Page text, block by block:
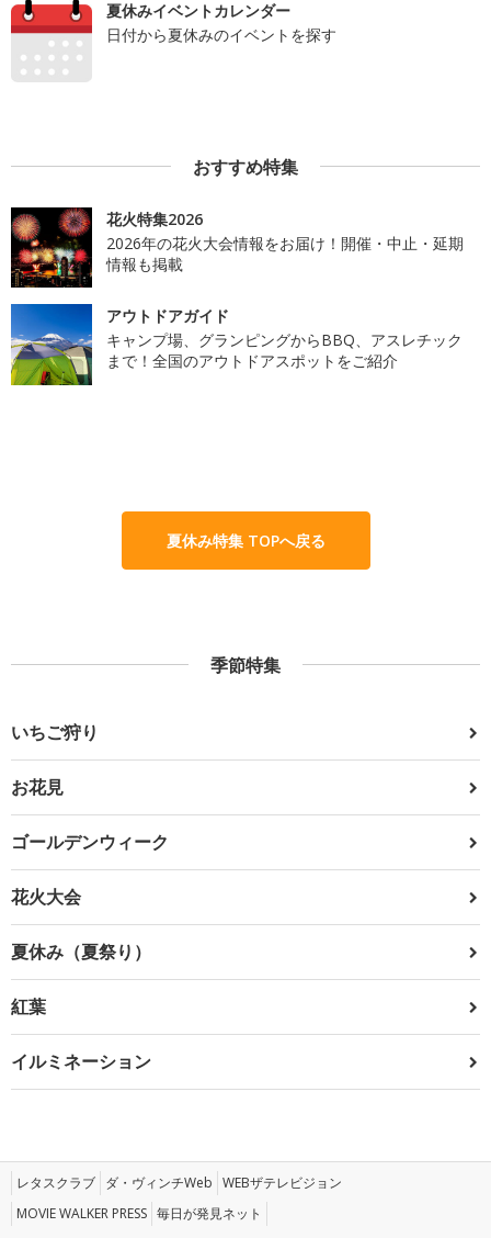
夏休みイベントカレンダー
日付から夏休みのイベントを探す
おすすめ特集
花火特集2026
2026年の花火大会情報をお届け！開催・中止・延期
情報も掲載
アウトドアガイド
キャンプ場、グランピングからBBQ、アスレチック
まで！全国のアウトドアスポットをご紹介
夏休み特集 TOPへ戻る
季節特集
いちご狩り
お花見
ゴールデンウィーク
花火大会
夏休み（夏祭り）
紅葉
イルミネーション
レタスクラブ ダ・ヴィンチWeb WEBザテレビジョン
MOVIE WALKER PRESS 毎日が発見ネット